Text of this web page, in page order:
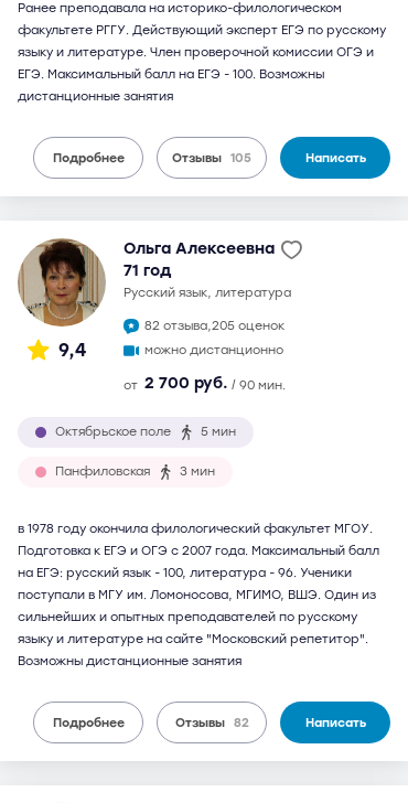
Ранее преподавала на историко-филологическом
факультете РГГУ. Действующий эксперт ЕГЭ по русскому
языку и литературе. Член проверочной комиссии ОГЭ и
ЕГЭ. Максимальный балл на ЕГЭ - 100. Возможны
дистанционные занятия
Подробнее Отзывы 105 Написать
9,4
Ольга Алексеевна
71 год
русский язык, литература
82 отзыва,205 оценок
можно дистанционно
от 2 700 руб. / 90 мин.
Октябрьское поле 5 мин
Панфиловская 3 мин
в 1978 году окончила филологический факультет МГОУ.
Подготовка к ЕГЭ и ОГЭ с 2007 года. Максимальный балл
на ЕГЭ: русский язык - 100, литература - 96. Ученики
поступали в МГУ им. Ломоносова, МГИМО, ВШЭ. Один из
сильнейших и опытных преподавателей по русскому
языку и литературе на сайте "Московский репетитор".
Возможны дистанционные занятия
Подробнее Отзывы 82 Написать